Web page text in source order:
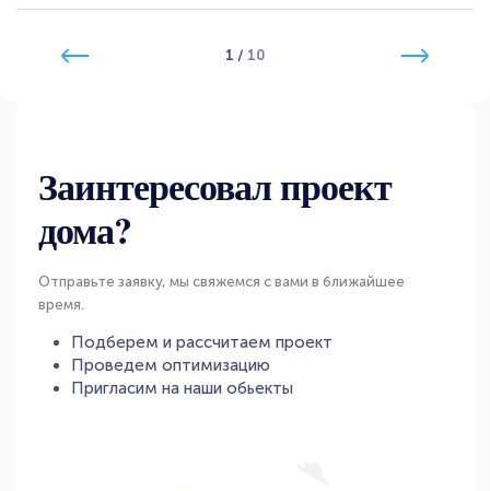
1 / 10
Заинтересовал проект
дома?
Отправьте заявку, мы свяжемся с вами в ближайшее
время.
Подберем и рассчитаем проект
Проведем оптимизацию
Пригласим на наши обьекты